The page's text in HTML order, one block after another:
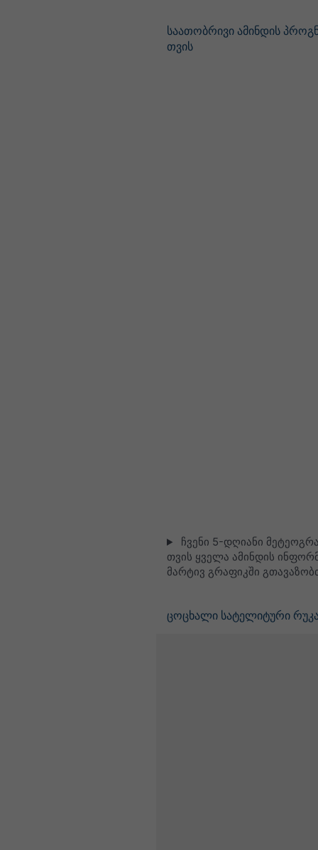
საათობრივი ამინდის
თვის
ჩვენი 5-დღიანი
თვის ყველა ამინდის
მარტივ გრაფიკში
ცოცხალი სატელიტური